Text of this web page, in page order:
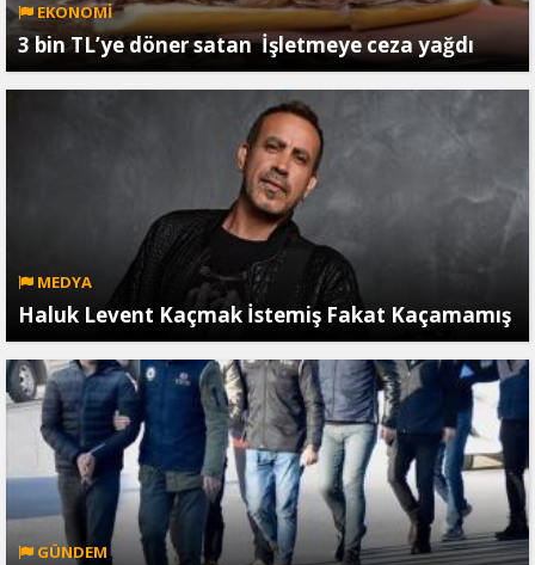
EKONOMİ
3 bin TL’ye döner satan İşletmeye ceza yağdı
MEDYA
Haluk Levent Kaçmak İstemiş Fakat Kaçamamış
GÜNDEM